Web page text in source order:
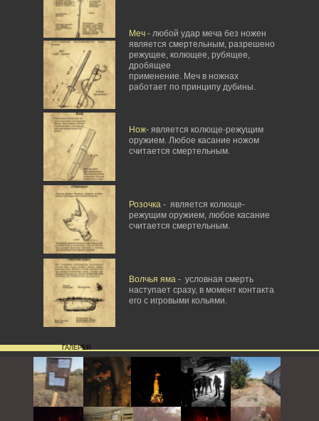
Меч- любой удар меча без ножен
является смертельным, разрешено
режущее, колющее, рубящее,
дробящее
применение. Меч в ножнах
работает по принципу дубины.
Нож- является колюще-режущим
оружием. Любое касание ножом
считается смертельным.
Розочка- является колюще-
режущим оружием, любое касание
считается смертельным.
Волчья яма- условная смерть
наступает сразу, в момент контакта
его с игровыми кольями.
ГАЛЕРЕЯ